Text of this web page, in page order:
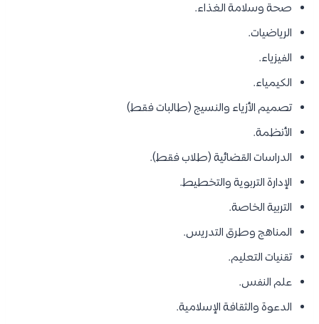
صحة وسلامة الغذاء.
الرياضيات.
الفيزياء.
الكيمياء.
تصميم الأزياء والنسيج (طالبات فقط)
الأنظمة.
الدراسات القضائية (طلاب فقط).
الإدارة التربوية والتخطيط.
التربية الخاصة.
المناهج وطرق التدريس.
تقنيات التعليم.
علم النفس.
الدعوة والثقافة الإسلامية.